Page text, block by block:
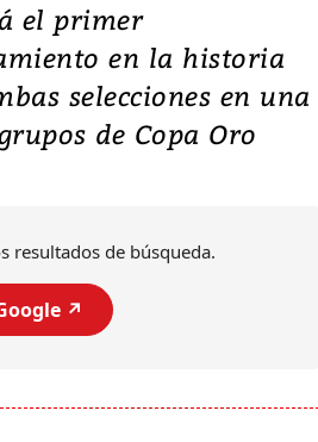
el primer
en la historia
selecciones en una
de Copa Oro
resultados de búsqueda.
↗️